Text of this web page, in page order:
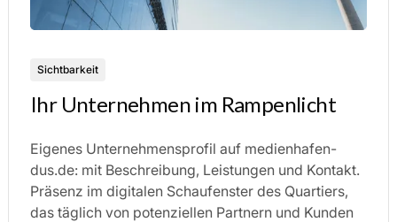
Sichtbarkeit
Ihr Unternehmen im Rampenlicht
Eigenes Unternehmensprofil auf medienhafen-
dus.de: mit Beschreibung, Leistungen und Kontakt.
Präsenz im digitalen Schaufenster des Quartiers,
das täglich von potenziellen Partnern und Kunden